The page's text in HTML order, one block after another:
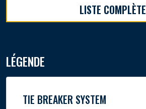
LISTE COMPLÈTE
LÉGENDE
TIE BREAKER SYSTEM